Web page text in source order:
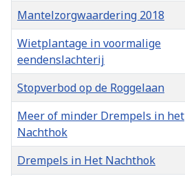
Mantelzorgwaardering 2018
Wietplantage in voormalige
eendenslachterij
Stopverbod op de Roggelaan
Meer of minder Drempels in het
Nachthok
Drempels in Het Nachthok